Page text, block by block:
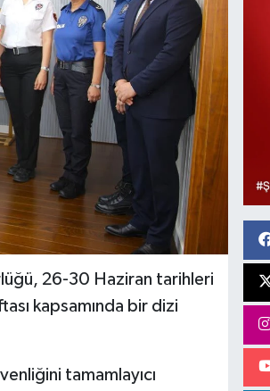
26-30 Haziran tarihleri
kapsamında bir dizi
tamamlayıcı